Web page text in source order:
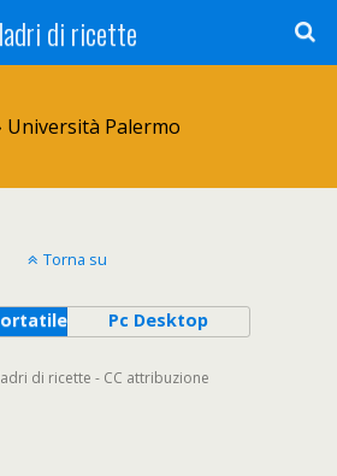
ladri di ricette
Università Palermo
Torna su
Pc Desktop
di ricette - CC attribuzione